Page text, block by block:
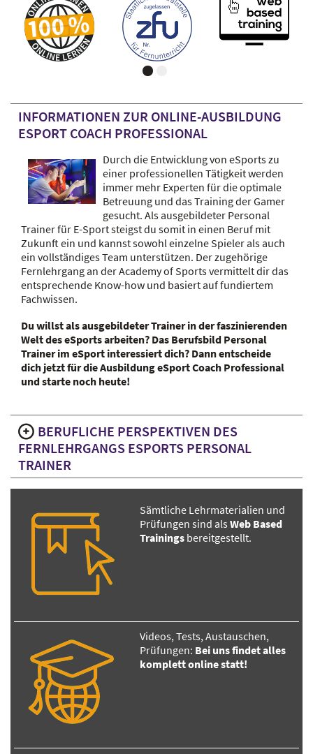
INFORMATIONEN ZUR ONLINE-AUSBILDUNG
ESPORT COACH PROFESSIONAL
Durch die Entwicklung von eSports zu
einer professionellen Tätigkeit werden
immer mehr Experten für die optimale
Betreuung und das Training der Gamer
gesucht. Als ausgebildeter Personal
Trainer für E-Sport steigst du somit in einen Beruf mit
Zukunft ein und kannst sowohl einzelne Spieler als auch
ein vollständiges Team unterstützen. Der zugehörige
Fernlehrgang an der Academy of Sports vermittelt dir das
entsprechende Know-how und basiert auf fundiertem
Fachwissen.
Du willst als ausgebildeter Trainer in der faszinierenden
Welt des eSports arbeiten? Das Berufsbild Personal
Trainer im eSport interessiert dich? Dann entscheide
dich jetzt für die Ausbildung eSport Coach Professional
und starte noch heute!
BERUFLICHE PERSPEKTIVEN DES
FERNLEHRGANGS ESPORTS PERSONAL
TRAINER
Sämtliche Lehrmaterialien und
Prüfungen sind als Web Based
Trainings bereitgestellt.
Videos, Tests, Austauschen,
Prüfungen: Bei uns findet alles
komplett online statt!